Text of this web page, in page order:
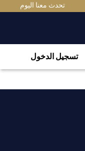
تحدث معنا اليوم
تسجيل الدخول